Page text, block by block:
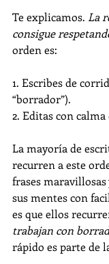
Te explicamos. La
consigue
orden es:
1. Escribes de
“borrador”).
2. Editas con
La mayoría de
recurren a este
frases
sus mentes con
es que ellos
trabajan con
rápido es parte de